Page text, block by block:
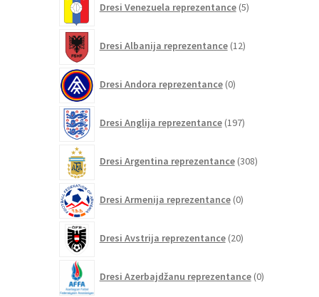
Dresi Venezuela reprezentance 5izdelkov
Dresi Albanija reprezentance 12izdelkov
Dresi Andora reprezentance 0izdelkov
Dresi Anglija reprezentance 197izdelkov
Dresi Argentina reprezentance 308izdelkov
Dresi Armenija reprezentance 0izdelkov
Dresi Avstrija reprezentance 20izdelkov
Dresi Azerbajdžanu reprezentance 0izdelkov